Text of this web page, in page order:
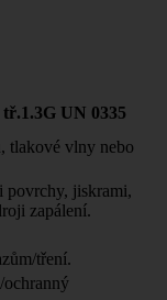
UN 0335
tlakové vlny nebo
povrchy, jiskrami,
zapálení.
tření.
ochranný